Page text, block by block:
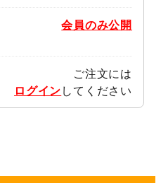
会員のみ公開
ご注文には
ログインしてください